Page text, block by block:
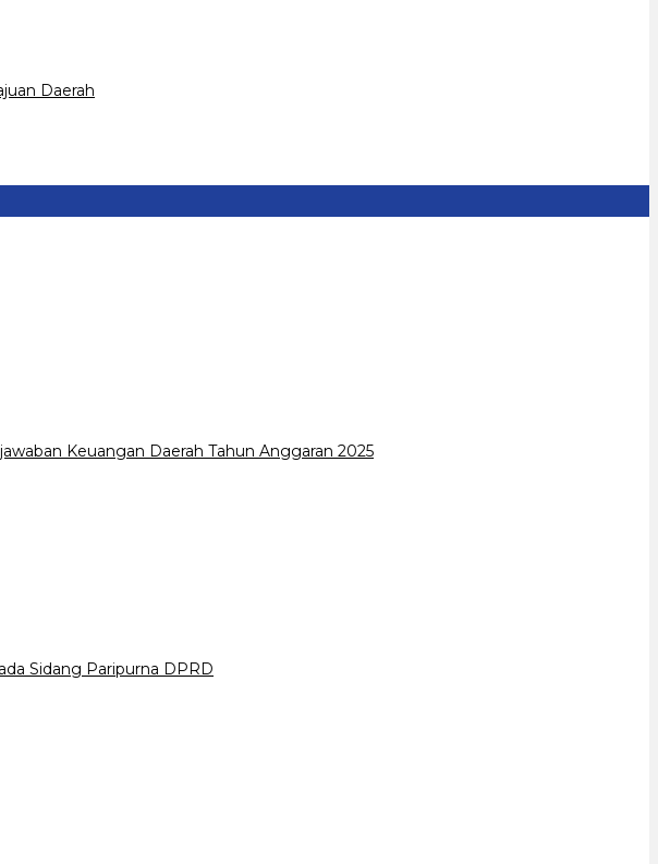
Daerah
Keuangan Daerah Tahun Anggaran 2025
Sidang Paripurna DPRD